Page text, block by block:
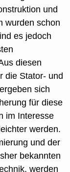
und
wurden schon
es jedoch
diesen
die Stator- und
sich
für diese
im Interesse
werden.
und der
bekannten
werden